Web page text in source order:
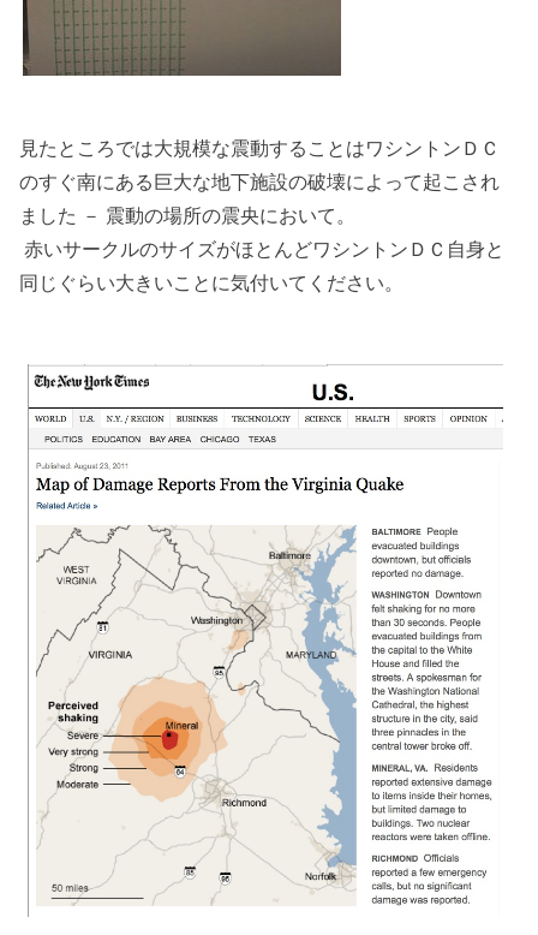
見たところでは大規模な震動することはワシントンＤＣ
のすぐ南にある巨大な地下施設の破壊によって起こされ
ました － 震動の場所の震央において。
赤いサークルのサイズがほとんどワシントンＤＣ自身と
同じぐらい大きいことに気付いてください。